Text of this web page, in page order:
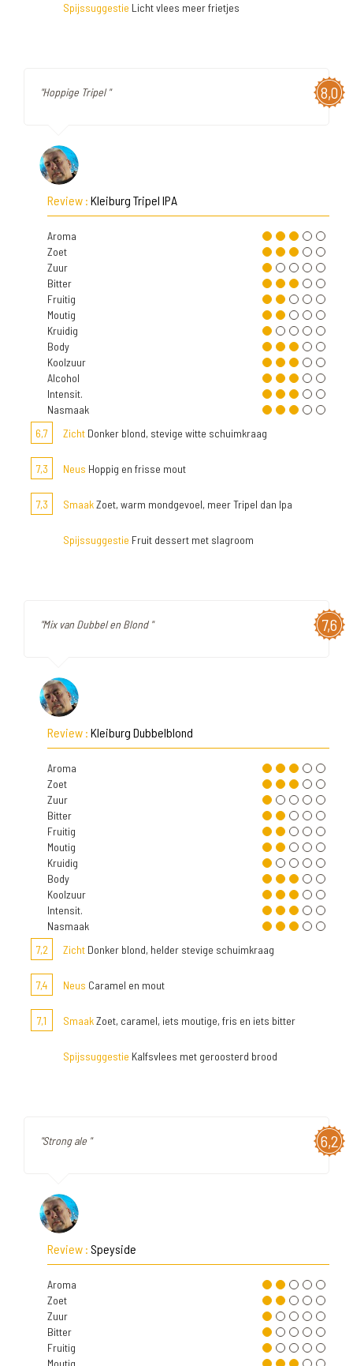
Spijssuggestie Licht vlees meer frietjes
8,0
"Hoppige Tripel "
Review : Kleiburg Tripel IPA
Aroma
Zoet
Zuur
Bitter
Fruitig
Moutig
Kruidig
Body
Koolzuur
Alcohol
Intensit.
Nasmaak
6,7
Zicht Donker blond, stevige witte schuimkraag
7,3 Neus Hoppig en frisse mout
7,3 SmaakZoet, warm mondgevoel, meer Tripel dan Ipa
Spijssuggestie Fruit dessert met slagroom
7,6
"Mix van Dubbel en Blond "
Review : Kleiburg Dubbelblond
Aroma
Zoet
Zuur
Bitter
Fruitig
Moutig
Kruidig
Body
Koolzuur
Intensit.
Nasmaak
7,2
Zicht Donker blond, helder stevige schuimkraag
7,4 Neus Caramel en mout
7,1 SmaakZoet, caramel, iets moutige, fris en iets bitter
Spijssuggestie Kalfsvlees met geroosterd brood
6,2
"Strong ale "
Review : Speyside
Aroma
Zoet
Zuur
Bitter
Fruitig
Moutig